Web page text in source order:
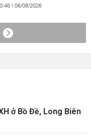
| 06/08/2026
ở Bồ Đề, Long Biên